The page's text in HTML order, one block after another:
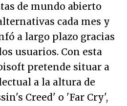
de mundo abierto
cada mes y
a largo plazo gracias
usuarios. Con esta
pretende situar a
a la altura de
Creed' o 'Far Cry',